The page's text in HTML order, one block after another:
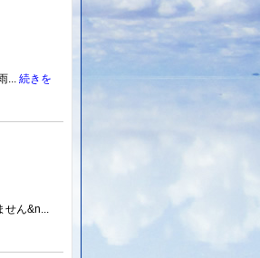
... 続きを
ん&n...